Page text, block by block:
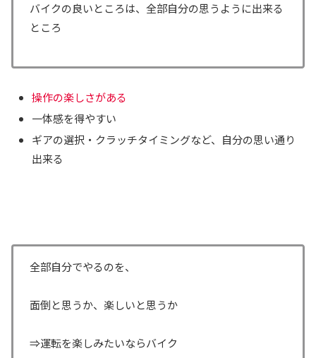
バイクの良いところは、全部自分の思うように出来る
ところ
操作の楽しさがある
一体感を得やすい
ギアの選択・クラッチタイミングなど、自分の思い通り
出来る
全部自分でやるのを、
面倒と思うか、楽しいと思うか
⇒運転を楽しみたいならバイク